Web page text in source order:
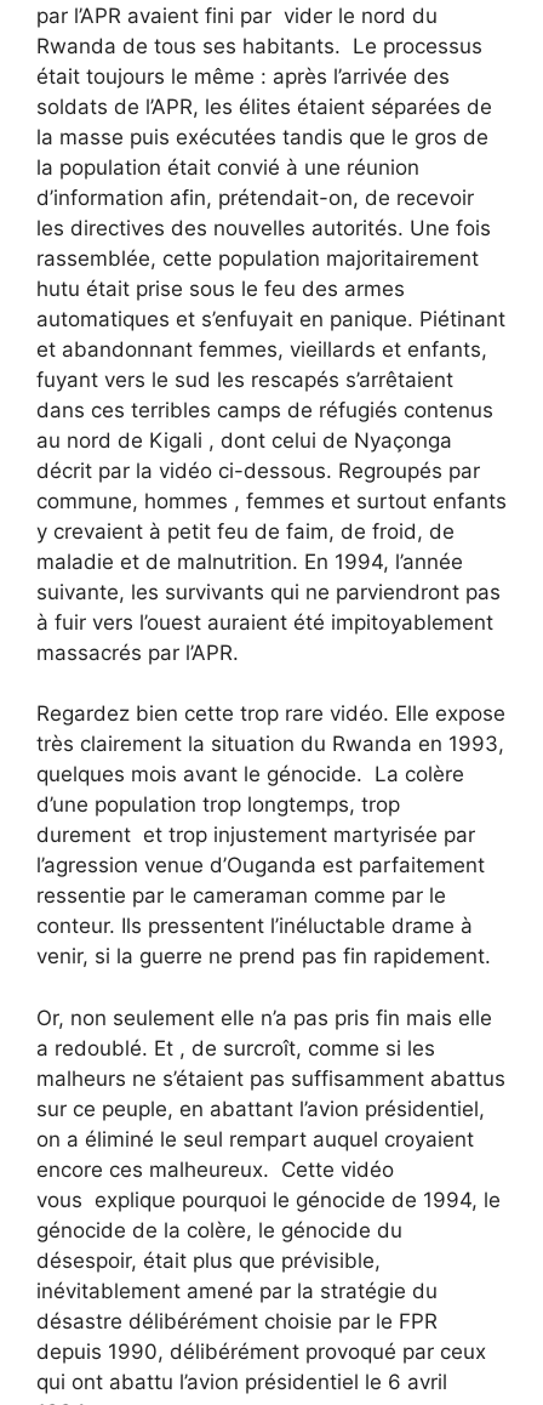
par l’APR avaient fini par vider le nord du
Rwanda de tous ses habitants. Le processus
était toujours le même : après l’arrivée des
soldats de l’APR, les élites étaient séparées de
la masse puis exécutées tandis que le gros de
la population était convié à une réunion
d’information afin, prétendait-on, de recevoir
les directives des nouvelles autorités. Une fois
rassemblée, cette population majoritairement
hutu était prise sous le feu des armes
automatiques et s’enfuyait en panique. Piétinant
et abandonnant femmes, vieillards et enfants,
fuyant vers le sud les rescapés s’arrêtaient
dans ces terribles camps de réfugiés contenus
au nord de Kigali , dont celui de Nyaçonga
décrit par la vidéo ci-dessous. Regroupés par
commune, hommes , femmes et surtout enfants
y crevaient à petit feu de faim, de froid, de
maladie et de malnutrition. En 1994, l’année
suivante, les survivants qui ne parviendront pas
à fuir vers l’ouest auraient été impitoyablement
massacrés par l’APR.
Regardez bien cette trop rare vidéo. Elle expose
très clairement la situation du Rwanda en 1993,
quelques mois avant le génocide. La colère
d’une population trop longtemps, trop
durement et trop injustement martyrisée par
l’agression venue d’Ouganda est parfaitement
ressentie par le cameraman comme par le
conteur. Ils pressentent l’inéluctable drame à
venir, si la guerre ne prend pas fin rapidement.
Or, non seulement elle n’a pas pris fin mais elle
a redoublé. Et , de surcroît, comme si les
malheurs ne s’étaient pas suffisamment abattus
sur ce peuple, en abattant l’avion présidentiel,
on a éliminé le seul rempart auquel croyaient
encore ces malheureux. Cette vidéo
vous explique pourquoi le génocide de 1994, le
génocide de la colère, le génocide du
désespoir, était plus que prévisible,
inévitablement amené par la stratégie du
désastre délibérément choisie par le FPR
depuis 1990, délibérément provoqué par ceux
qui ont abattu l’avion présidentiel le 6 avril